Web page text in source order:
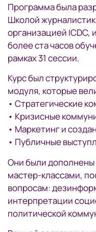
Программа была
Школой
организацией ICDC,
более ста часов
рамках 31 сессии.
Курс был
модуля, которые
• Стратегические
• Кризисные
• Маркетинг и
• Публичные
Они были
мастер-классами,
вопросам:
интерпретации
политической